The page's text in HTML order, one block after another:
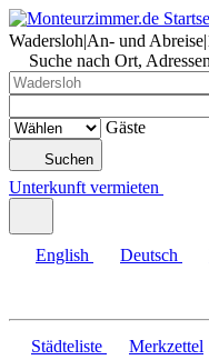
Wadersloh|An- und Abreise|
Suche nach Ort,
Gäste
Suchen
Unterkunft vermieten
English Deutsch
Städteliste Merkzettel